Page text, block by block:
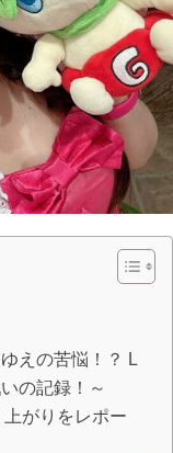
えの苦悩！？ L
の記録！～
がりをレポー